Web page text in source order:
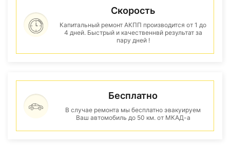
Скорость
Капитальный ремонт АКПП производится от 1 до
4 дней. Быстрый и качественнвй результат за
пару дней !
Бесплатно
В случае ремонта мы бесплатно эвакуируем
Ваш автомобиль до 50 км. от МКАД-а